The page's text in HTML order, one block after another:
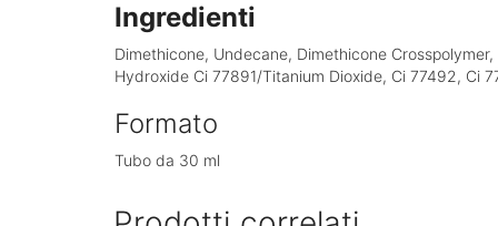
Ingredienti
Dimethicone, Undecane, Dimethicone
Hydroxide Ci 77891/Titanium Dioxide, Ci 77492, Ci
Formato
Tubo da 30 ml